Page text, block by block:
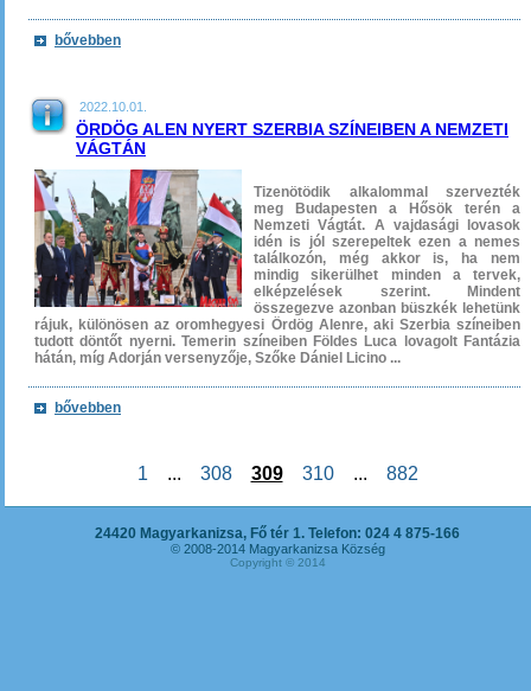
bővebben
2022.10.01.
ÖRDÖG ALEN NYERT SZERBIA SZÍNEIBEN A NEMZETI
VÁGTÁN
Tizenötödik alkalommal szervezték
meg Budapesten a Hősök terén a
Nemzeti Vágtát. A vajdasági lovasok
idén is jól szerepeltek ezen a nemes
találkozón, még akkor is, ha nem
mindig sikerülhet minden a tervek,
elképzelések szerint. Mindent
összegezve azonban büszkék lehetünk
rájuk, különösen az oromhegyesi Ördög Alenre, aki Szerbia színeiben
tudott döntőt nyerni. Temerin színeiben Földes Luca lovagolt Fantázia
hátán, míg Adorján versenyzője, Szőke Dániel Licino ...
bővebben
1 ... 308 309 310 ... 882
24420 Magyarkanizsa, Fő tér 1. Telefon: 024 4 875-166
© 2008-2014 Magyarkanizsa Község
Copyright © 2014